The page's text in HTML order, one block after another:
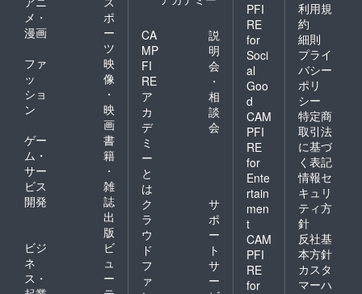
仕様を
グレー
ドアッ
プする
予定を
してお
りま
す。
記に加
「（仮
称）志
炎の色
者」を
１枚お
贈りい
たしま
す。 ※
各プラ
ン中、
このプ
ランで
のみお
贈りす
るカー
ドで
す。
※「色
者」
カード
はセブ
メ・
漫画
ポ
ー
ツ
ファ
ッ
ショ
ン
映
像
・
映
画
ゲー
ム・
サー
ビス
開発
書
籍
・
雑
誌
出
版
ビジ
ネ
ス・
ビ
ュ
ー
CA
MP
FI
RE
ア
カ
デ
ミ
ー
と
は
説
明
会
・
相
談
会
ク
ラ
ウ
ド
フ
ァ
サ
ポ
ー
ト
サ
ー
PFI
RE
for
Soci
al
Goo
d
CAM
PFI
RE
for
Ente
rtain
men
t
CAM
PFI
RE
for
利用規
約
細則
プライ
バシー
ポリ
シー
特定商
取引法
に基づ
く表記
情報セ
キュリ
ティ方
針
反社基
本方針
カスタ
マーハ